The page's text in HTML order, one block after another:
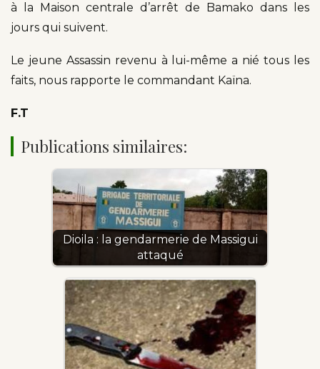
à la Maison centrale d’arrêt de Bamako dans les
jours qui suivent.
Le jeune Assassin revenu à lui-même a nié tous les
faits, nous rapporte le commandant Kaïna.
F.T
Publications similaires:
Dioila : la gendarmerie de Massigui
attaqué